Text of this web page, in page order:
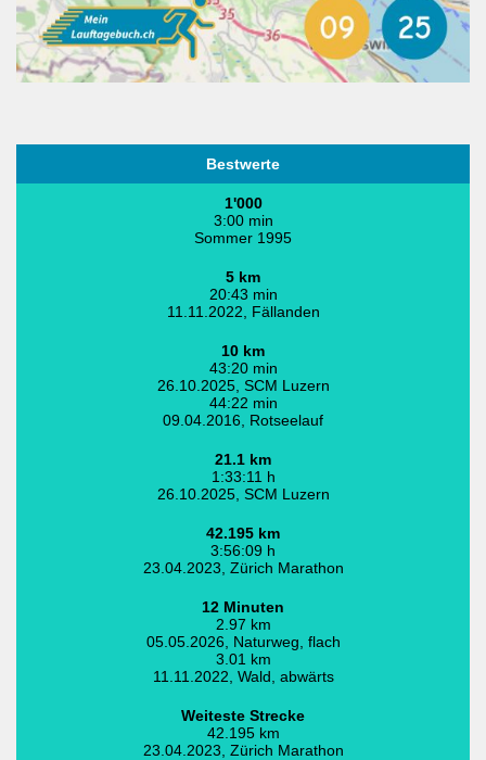
Bestwerte
1'000
3:00 min
Sommer 1995
5 km
20:43 min
11.11.2022, Fällanden
10 km
43:20 min
26.10.2025, SCM Luzern
44:22 min
09.04.2016, Rotseelauf
21.1 km
1:33:11 h
26.10.2025, SCM Luzern
42.195 km
3:56:09 h
23.04.2023, Zürich Marathon
12 Minuten
2.97 km
05.05.2026, Naturweg, flach
3.01 km
11.11.2022, Wald, abwärts
Weiteste Strecke
42.195 km
23.04.2023, Zürich Marathon